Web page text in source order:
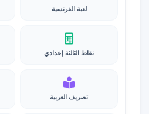
لعبة الفرنسية
نقاط الثالثة إعدادي
تصريف العربية